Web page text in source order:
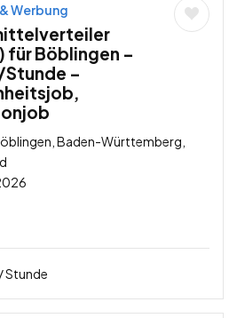
Werbung
Böblingen –
–
Baden-Württemberg,
/ Stunde